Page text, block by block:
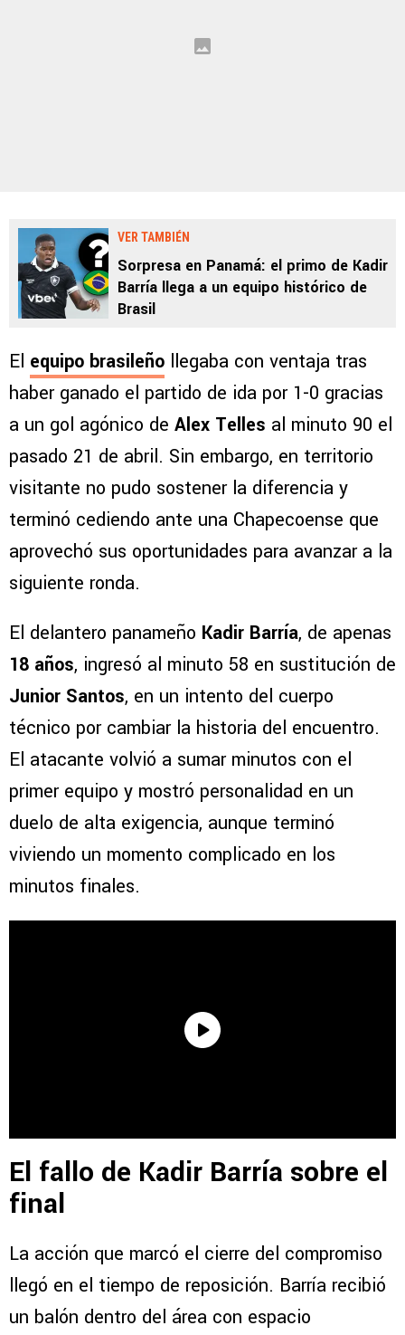
VER TAMBIÉN
Sorpresa en Panamá: el primo de Kadir
Barría llega a un equipo histórico de
Brasil
El equipo brasileño llegaba con ventaja tras
haber ganado el partido de ida por 1-0 gracias
a un gol agónico de Alex Telles al minuto 90 el
pasado 21 de abril. Sin embargo, en territorio
visitante no pudo sostener la diferencia y
terminó cediendo ante una Chapecoense que
aprovechó sus oportunidades para avanzar a la
siguiente ronda.
El delantero panameño Kadir Barría, de apenas
18 años, ingresó al minuto 58 en sustitución de
Junior Santos, en un intento del cuerpo
técnico por cambiar la historia del encuentro.
El atacante volvió a sumar minutos con el
primer equipo y mostró personalidad en un
duelo de alta exigencia, aunque terminó
viviendo un momento complicado en los
minutos finales.
El fallo de Kadir Barría sobre el
final
La acción que marcó el cierre del compromiso
llegó en el tiempo de reposición. Barría recibió
un balón dentro del área con espacio